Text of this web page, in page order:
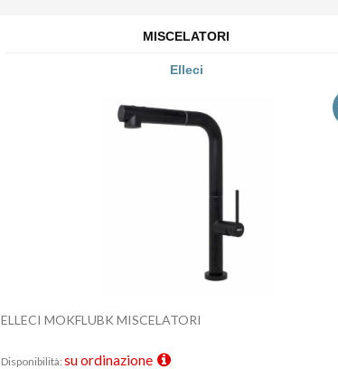
MISCELATORI
Elleci
ELLECI MOKFLUBK MISCELATORI
Disponibilità: su ordinazione